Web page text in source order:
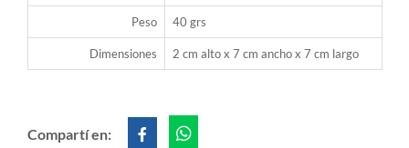
Peso 40 grs
Dimensiones 2 cm alto x 7 cm ancho x 7 cm largo
Compartí en: